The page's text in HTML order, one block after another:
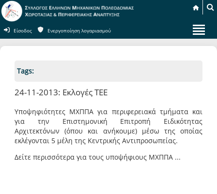
Είσοδος Ενεργοποίηση λογαριασμού
Tags:
24-11-2013: Εκλογές ΤΕΕ
Υποψηφιότητες ΜΧΠΠΑ για περιφερειακά τμήματα και
για την Επιστημονική Επιτροπή Ειδικότητας
Αρχιτεκτόνων (όπου και ανήκουμε) μέσω της οποίας
εκλέγονται 5 μέλη της Κεντρικής Αντιπροσωπείας.
Δείτε περισσότερα για τους υποψήφιους ΜΧΠΠΑ ...